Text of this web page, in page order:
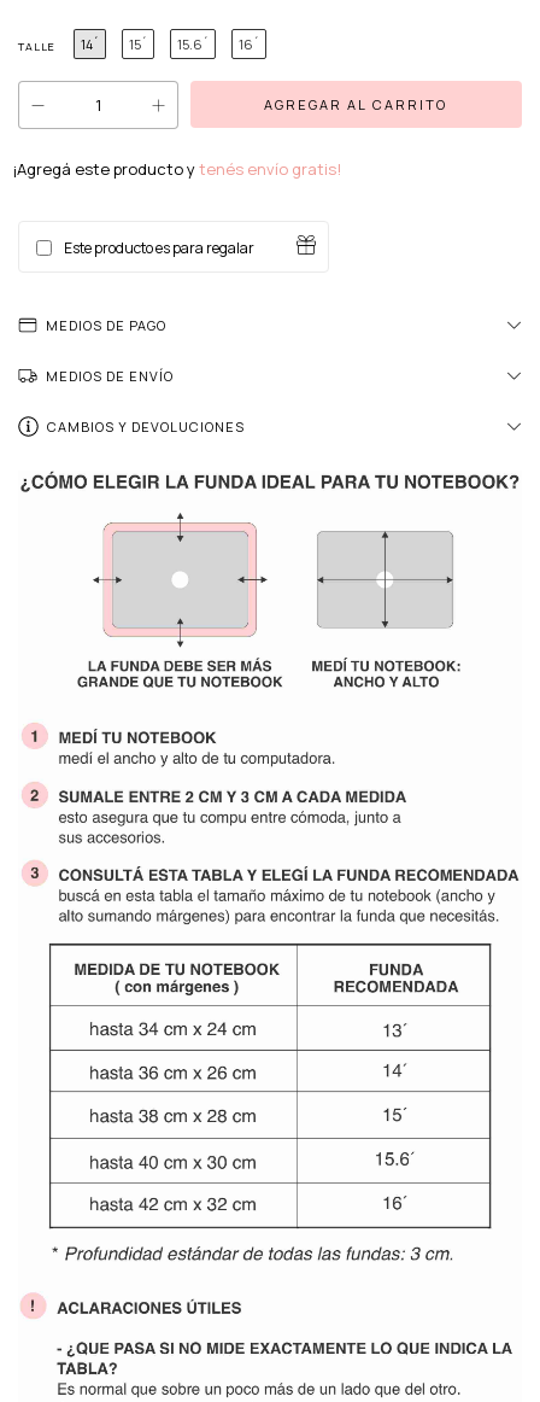
TALLE 14´ 15´ 15.6´ 16´
¡Agregá este producto ytenés envío gratis!
Este producto es para regalar
MEDIOS DE PAGO
MEDIOS DE ENVÍO
CAMBIOS Y DEVOLUCIONES